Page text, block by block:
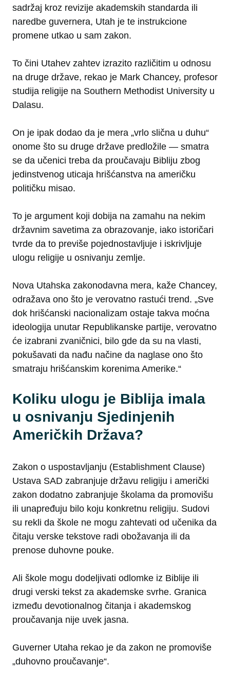
sadržaj kroz revizije akademskih standarda ili
naredbe guvernera, Utah je te instrukcione
promene utkao u sam zakon.
To čini Utahev zahtev izrazito različitim u odnosu
na druge države, rekao je Mark Chancey, profesor
studija religije na Southern Methodist University u
Dalasu.
On je ipak dodao da je mera „vrlo slična u duhu“
onome što su druge države predložile — smatra
se da učenici treba da proučavaju Bibliju zbog
jedinstvenog uticaja hrišćanstva na američku
političku misao.
To je argument koji dobija na zamahu na nekim
državnim savetima za obrazovanje, iako istoričari
tvrde da to previše pojednostavljuje i iskrivljuje
ulogu religije u osnivanju zemlje.
Nova Utahska zakonodavna mera, kaže Chancey,
odražava ono što je verovatno rastući trend. „Sve
dok hrišćanski nacionalizam ostaje takva moćna
ideologija unutar Republikanske partije, verovatno
će izabrani zvaničnici, bilo gde da su na vlasti,
pokušavati da nađu načine da naglase ono što
smatraju hrišćanskim korenima Amerike.“
Koliku ulogu je Biblija imala
u osnivanju Sjedinjenih
Američkih Država?
Zakon o uspostavljanju (Establishment Clause)
Ustava SAD zabranjuje državu religiju i američki
zakon dodatno zabranjuje školama da promovišu
ili unapređuju bilo koju konkretnu religiju. Sudovi
su rekli da škole ne mogu zahtevati od učenika da
čitaju verske tekstove radi obožavanja ili da
prenose duhovne pouke.
Ali škole mogu dodeljivati odlomke iz Biblije ili
drugi verski tekst za akademske svrhe. Granica
između devotionalnog čitanja i akademskog
proučavanja nije uvek jasna.
Guverner Utaha rekao je da zakon ne promoviše
„duhovno proučavanje“.